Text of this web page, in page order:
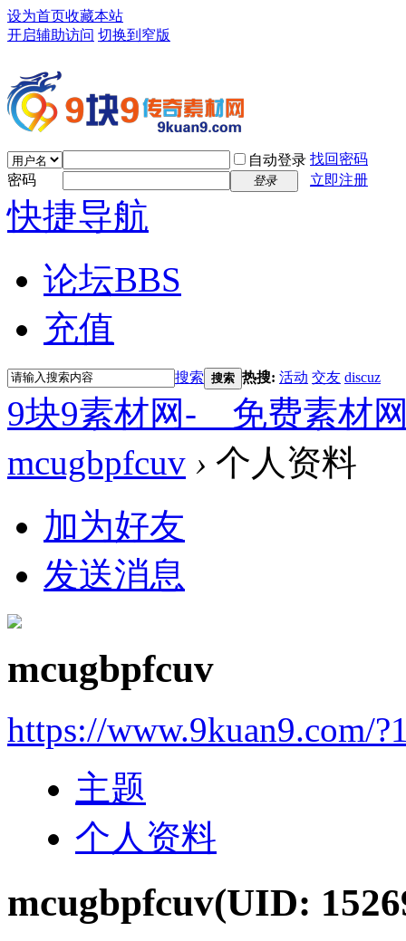
设为首页收藏本站
开启辅助访问 切换到窄版
自动登录 找回密码
密码
登录 立即注册
快捷导航
论坛BBS
充值
搜索 搜索 热搜: 活动 交友 discuz
9块9素材网-＿免费素材
mcugbpfcuv › 个人资料
加为好友
发送消息
mcugbpfcuv
https://www.9kuan9.com/
主题
个人资料
mcugbpfcuv(UID: